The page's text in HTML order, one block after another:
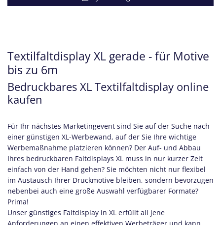
Textilfaltdisplay XL gerade - für Motive
bis zu 6m
Bedruckbares XL Textilfaltdisplay online
kaufen
Für Ihr nächstes Marketingevent sind Sie auf der Suche nach
einer günstigen XL-Werbewand, auf der Sie Ihre wichtige
Werbemaßnahme platzieren können? Der Auf- und Abbau
Ihres bedruckbaren Faltdisplays XL muss in nur kurzer Zeit
einfach von der Hand gehen? Sie möchten nicht nur flexibel
im Austausch Ihrer Druckmotive bleiben, sondern bevorzugen
nebenbei auch eine große Auswahl verfügbarer Formate?
Prima!
Unser günstiges Faltdisplay in XL erfüllt all jene